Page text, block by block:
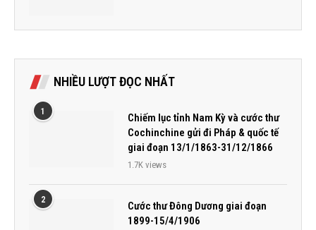
NHIỀU LƯỢT ĐỌC NHẤT
1
Chiếm lục tỉnh Nam Kỳ và cước thư
Cochinchine gửi đi Pháp & quốc tế
giai đoạn 13/1/1863-31/12/1866
1.7K views
2
Cước thư Đông Dương giai đoạn
1899-15/4/1906